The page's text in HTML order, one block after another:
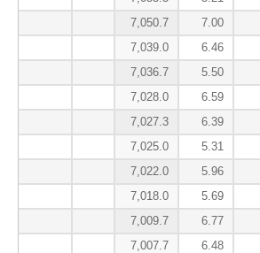
7,050.7
7.00
7,039.0
6.46
7,036.7
5.50
7,028.0
6.59
7,027.3
6.39
7,025.0
5.31
7,022.0
5.96
7,018.0
5.69
7,009.7
6.77
7,007.7
6.48